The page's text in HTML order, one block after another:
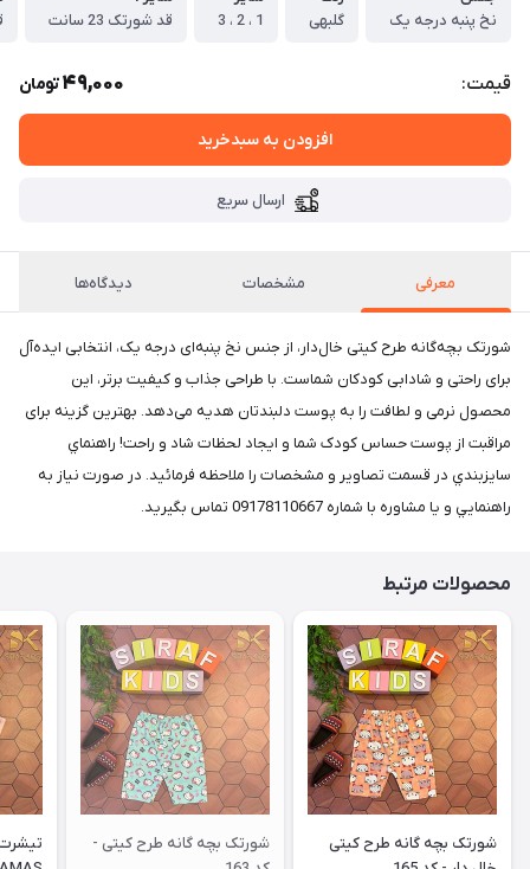
نخ پنبه درجه یک
گلبهی
1 ، 2 ، 3
قد شورتک 23 سانت
قیمت: 49,000تومان
افزودن به سبدخرید
ارسال سریع
معرفی مشخصات دیدگاه‌ها
شورتک بچه‌گانه طرح کیتی خال‌دار، از جنس نخ پنبه‌ای درجه یک، انتخابی ایده‌آل
برای راحتی و شادابی کودکان شماست. با طراحی جذاب و کیفیت برتر، این
محصول نرمی و لطافت را به پوست دلبندتان هدیه می‌دهد. بهترین گزینه برای
مراقبت از پوست حساس کودک شما و ایجاد لحظات شاد و راحت! راهنماي
سايزبندي در قسمت تصاوير و مشخصات را ملاحظه فرمائيد. در صورت نياز به
راهنمايي و يا مشاوره با شماره 09178110667 تماس بگيريد.
محصولات مرتبط
شورتک بچه گانه طرح کیتی
شورتک بچه گانه طرح کیتی -